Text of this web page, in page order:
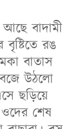
বাদামী
রঙ
বাতাস
উঠলো
ছড়িয়ে
শেষ